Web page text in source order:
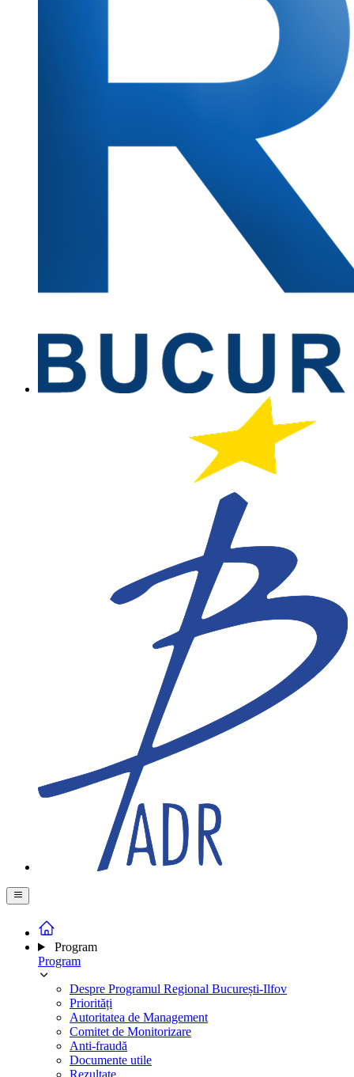
Program
Program
Despre Programul Regional București-Ilfov
Priorități
Autoritatea de Management
Comitet de Monitorizare
Anti-fraudă
Documente utile
Rezultate